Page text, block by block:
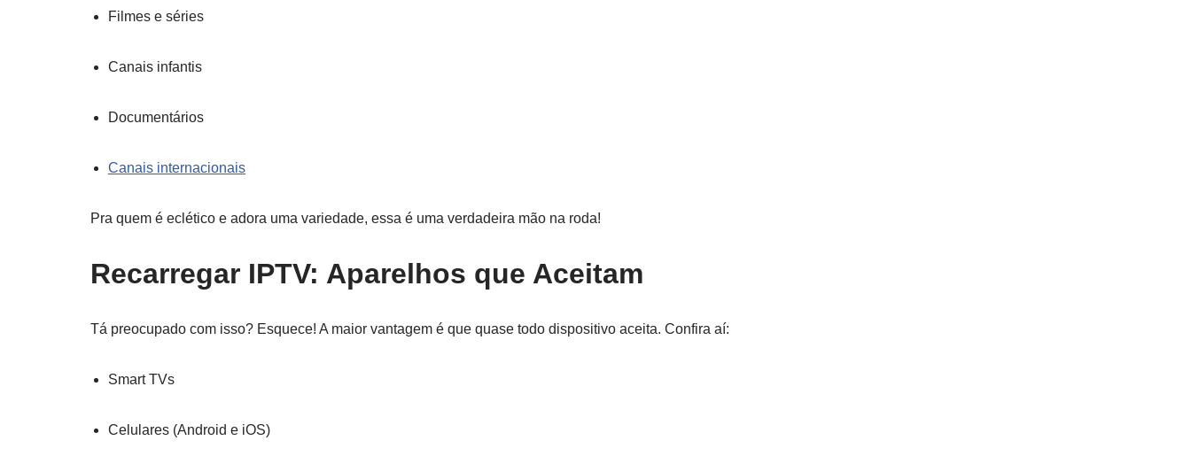
Filmes e séries
Canais infantis
Documentários
Canais internacionais
Pra quem é eclético e adora uma variedade, essa é uma verdadeira mão na roda!
Recarregar IPTV: Aparelhos que Aceitam
Tá preocupado com isso? Esquece! A maior vantagem é que quase todo dispositivo aceita. Confira aí:
Smart TVs
Celulares (Android e iOS)